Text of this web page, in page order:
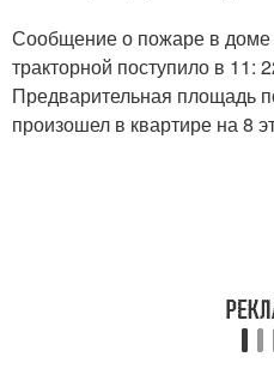
Сообщение о пожаре в доме
тракторной поступило в 11:
Предварительная площадь
произошел в квартире на 8